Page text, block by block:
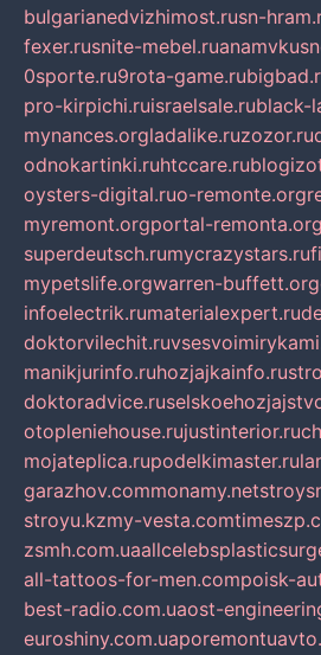
bulgarianedvizhimost.rusn-
fexer.rusnite-mebel.ru
0sporte.ru9rota-game.ru
pro-kirpichi.ruisraelsale.rublack-
mynances.orgladalike.ruzozor.ru
odnokartinki.ruhtccare.ru
oysters-digital.ruo-remonte.org
myremont.orgportal-remonta.org
superdeutsch.rumycrazystars.ru
mypetslife.orgwarren-buffett.org
infoelectrik.rumaterialexpert.ru
doktorvilechit.ru
manikjurinfo.ruhozjajkainfo.ru
doktoradvice.ru
otopleniehouse.rujustinterior.ru
mojateplica.rupodelkimaster.ru
garazhov.commonamy.net
stroyu.kzmy-vesta.com
zsmh.com.ua
all-tattoos-for-men.compoisk-
best-radio.com.uaost-
euroshiny.com.ua